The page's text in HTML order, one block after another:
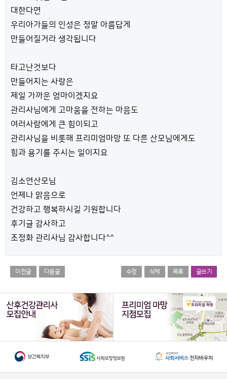
대한다면
우리아가들의 인성은 정말 아름답게
만들어질거라 생각됩니다
타고난것보다
만들어지는 사랑은
제일 가까운 엄마이겠지요
관리사님에게 고마움을 전하는 마음도
여러사람에게 큰 힘이되고
관리사님을 비롯해 프리미엄마망 또 다른 산모님에게도
힘과 용기를 주시는 일이지요
김소연산모님
언제나 맑음으로
건강하고 행복하시길 기원합니다
후기글 감사하고
조정화 관리사님 감사합니다^^
이전글 다음글 수정 삭제 목록 글쓰기